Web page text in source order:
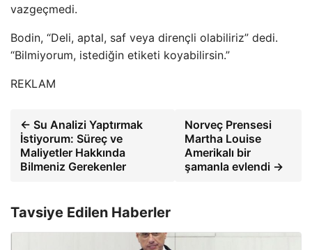
vazgeçmedi.
Bodin, “Deli, aptal, saf veya dirençli olabiliriz” dedi.
“Bilmiyorum, istediğin etiketi koyabilirsin.”
REKLAM
← Su Analizi Yaptırmak
İstiyorum: Süreç ve
Maliyetler Hakkında
Bilmeniz Gerekenler
Norveç Prensesi
Martha Louise
Amerikalı bir
şamanla evlendi →
Tavsiye Edilen Haberler